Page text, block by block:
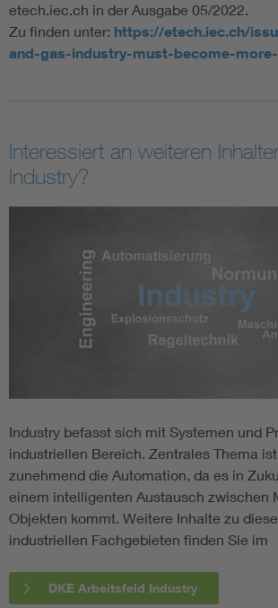
etech.iec.ch in der Ausgabe 05/2022.
Zu finden unter: https://etech.iec.ch/
and-gas-industry-must-become-
Interessiert an weiteren
Industry?
Industry befasst sich mit Systemen und
industriellen Bereich. Zentrales Thema
zunehmend die Automation, da es in
einem intelligenten Austausch zwischen
Objekten kommt. Weitere Inhalte zu
industriellen Fachgebieten finden Sie im
DKE Arbeitsfeld Industry